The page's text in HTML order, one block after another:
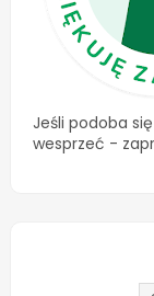
Jeśli podoba
wesprzeć -